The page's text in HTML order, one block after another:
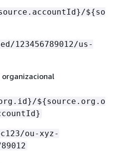
${so
123456789012/us-
${source.org.o
ou-xyz-